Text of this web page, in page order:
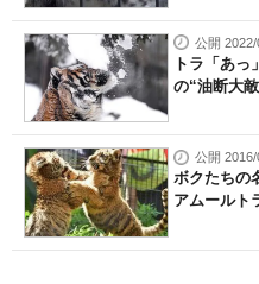
公開
トラ「あ
の“油断大
公開
ボクたちの
アムールト